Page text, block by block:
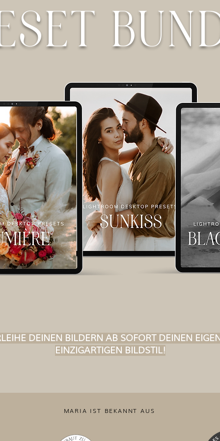
DEINEN BILDERN AB SOFORT DEINEN
EINZIGARTIGEN BILDSTIL!
MARIA IST BEKANNT AUS